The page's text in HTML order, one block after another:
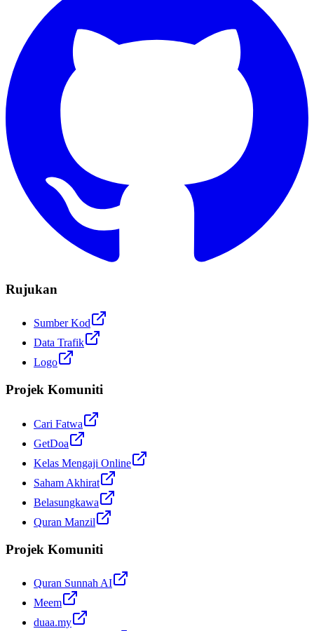
Rujukan
Sumber Kod
Data Trafik
Logo
Projek Komuniti
Cari Fatwa
GetDoa
Kelas Mengaji Online
Saham Akhirat
Belasungkawa
Quran Manzil
Projek Komuniti
Quran Sunnah AI
Meem
duaa.my